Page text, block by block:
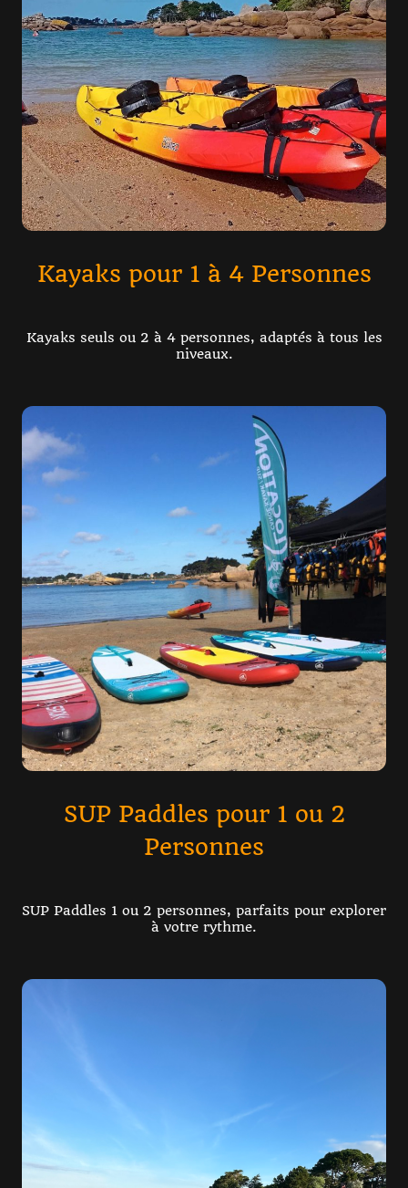
Kayaks pour 1 à 4 Personnes
Kayaks seuls ou 2 à 4 personnes, adaptés à tous les
niveaux.
SUP Paddles pour 1 ou 2
Personnes
SUP Paddles 1 ou 2 personnes, parfaits pour explorer
à votre rythme.